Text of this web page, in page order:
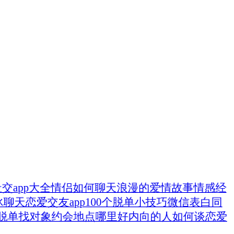
app大全情侣如何聊天浪漫的爱情故事情感经
聊天恋爱交友app100个脱单小技巧微信表白 同
单找对象约会地点哪里好内向的人如何谈恋爱